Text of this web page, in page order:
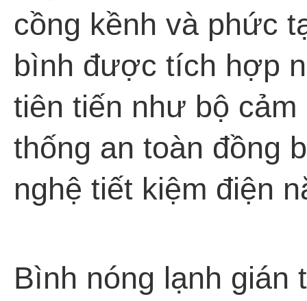
cồng kềnh và phức
bình được tích hợp
tiên tiến như bộ
thống an toàn đồng
nghệ tiết kiệm điện
Bình nóng lạnh gián